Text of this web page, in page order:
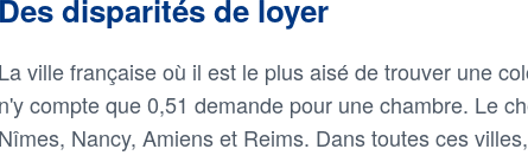
Des disparités de loyer
La ville française où il est le plus aisé de trouver une
n'y compte que 0,51 demande pour une chambre. Le
Nîmes, Nancy, Amiens et Reims. Dans toutes ces